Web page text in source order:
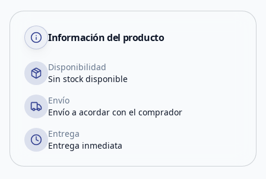
Información del producto
Disponibilidad
Sin stock disponible
Envío
Envío a acordar con el comprador
Entrega
Entrega inmediata